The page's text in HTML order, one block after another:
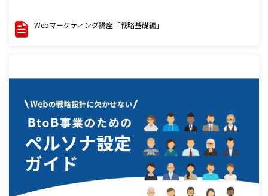
Webマーケティング講座「戦略基礎編」